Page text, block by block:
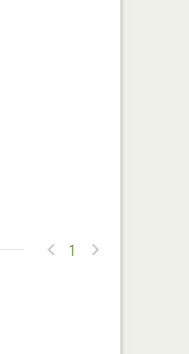
 1 